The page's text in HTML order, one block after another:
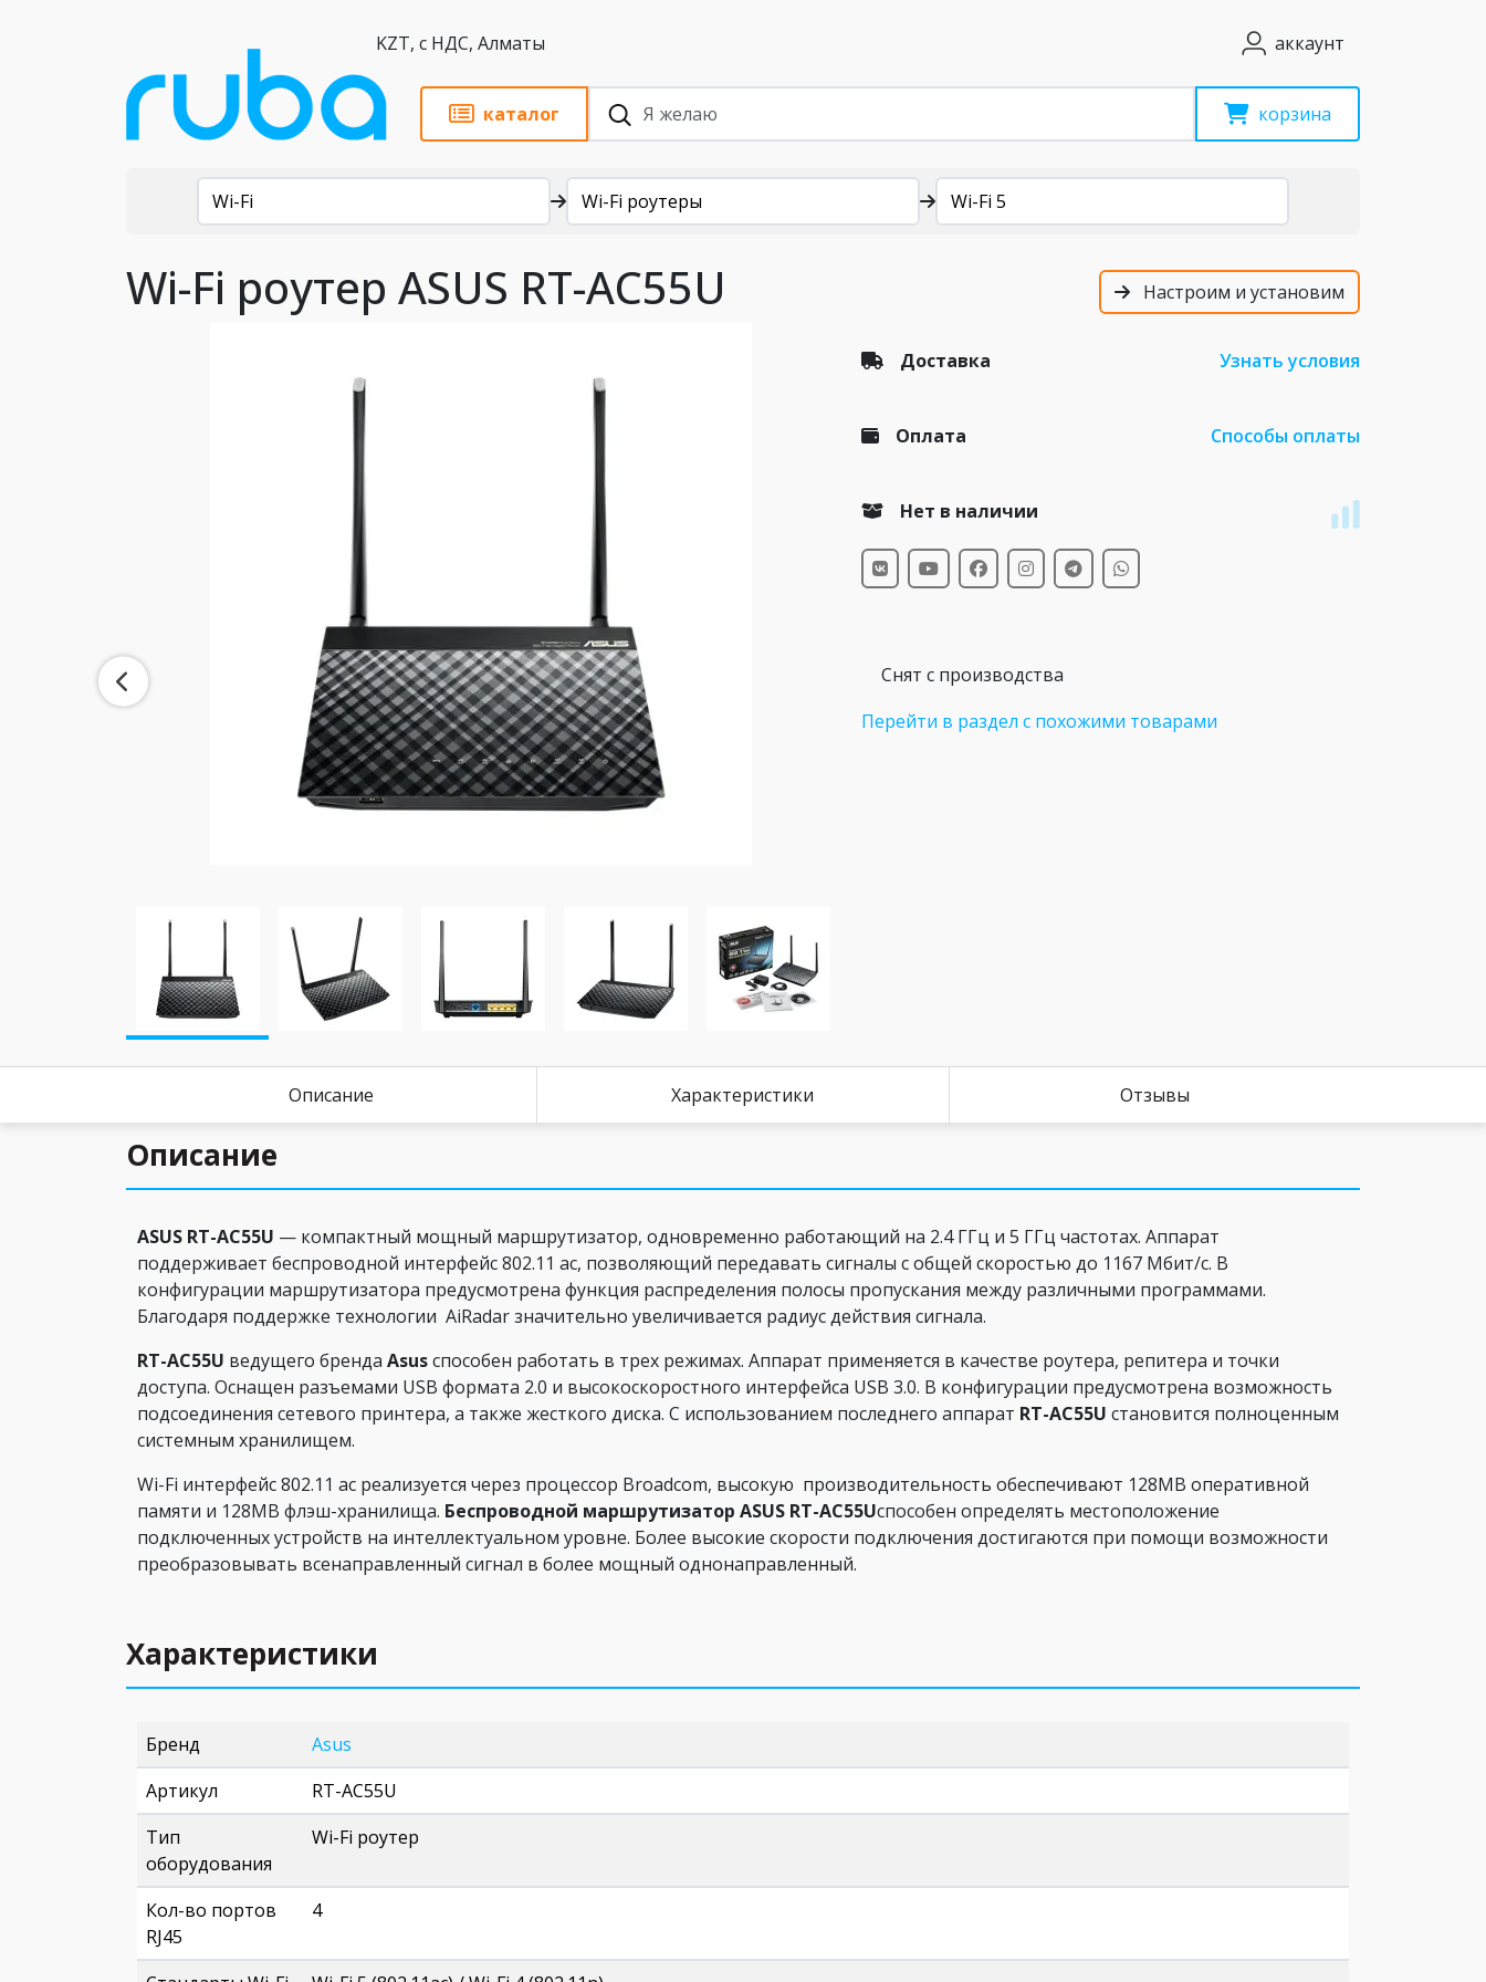
KZT, с НДС, Алматы аккаунт
каталог корзина
Каталог
Wi-Fi Wi-Fi роутеры Wi-Fi 5
Wi-Fi роутер ASUS RT-AC55U Настроим и установим
Доставка Узнать условия
Оплата Способы оплаты
Нет в наличии
Снят с производства
Перейти в раздел с похожими товарами
Описание Характеристики Отзывы
Описание
ASUS RT-AC55U — компактный мощный маршрутизатор, одновременно работающий на 2.4 ГГц и 5 ГГц частотах. Аппарат
поддерживает беспроводной интерфейс 802.11 ас, позволяющий передавать сигналы с общей скоростью до 1167 Мбит/с. В
конфигурации маршрутизатора предусмотрена функция распределения полосы пропускания между различными программами.
Благодаря поддержке технологии AiRadar значительно увеличивается радиус действия сигнала.
RT-AC55U ведущего бренда Asusспособен работать в трех режимах. Аппарат применяется в качестве роутера, репитера и точки
доступа. Оснащен разъемами USB формата 2.0 и высокоскоростного интерфейса USB 3.0. В конфигурации предусмотрена возможность
подсоединения сетевого принтера, а также жесткого диска. С использованием последнего аппарат RT-AC55U становится полноценным
системным хранилищем.
Wi-Fi интерфейс 802.11 ас реализуется через процессор Broadcom, высокую производительность обеспечивают 128МВ оперативной
памяти и 128МВ флэш-хранилища. Беспроводной маршрутизатор ASUS RT-AC55Uспособен определять местоположение
подключенных устройств на интеллектуальном уровне. Более высокие скорости подключения достигаются при помощи возможности
преобразовывать всенаправленный сигнал в более мощный однонаправленный.
Характеристики
Бренд
Asus
Артикул
RT-AC55U
Тип
оборудования
Wi-Fi роутер
Кол-во портов
RJ45
4